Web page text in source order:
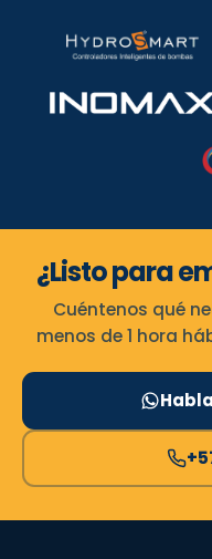
¿Listo para
Cuéntenos qué
menos de 1 hora